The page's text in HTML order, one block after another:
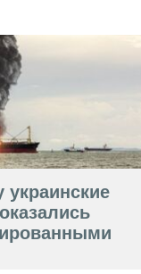
украинские